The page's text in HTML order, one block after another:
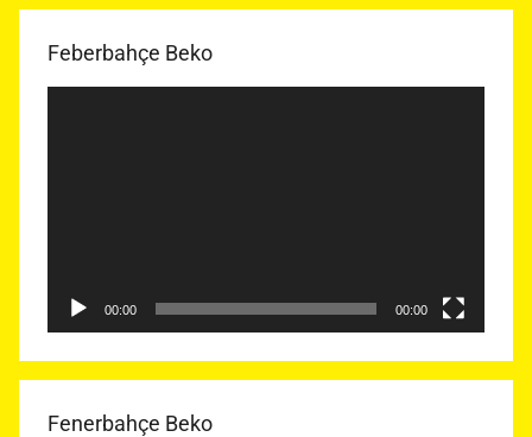
Feberbahçe Beko
00:00 00:00
Fenerbahçe Beko